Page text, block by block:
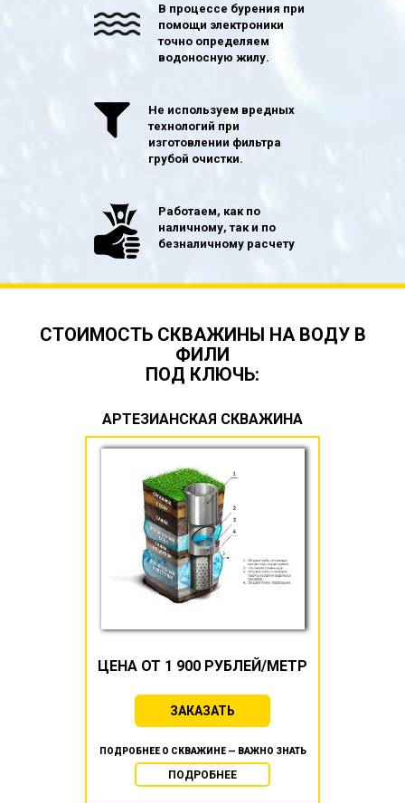
В процессе бурения при
помощи электроники
точно определяем
водоносную жилу.
Не используем вредных
технологий при
изготовлении фильтра
грубой очистки.
Работаем, как по
наличному, так и по
безналичному расчету
СТОИМОСТЬ СКВАЖИНЫ НА ВОДУ В
ФИЛИ
ПОД КЛЮЧЬ:
АРТЕЗИАНСКАЯ СКВАЖИНА
ЦЕНА ОТ 1 900 РУБЛЕЙ/МЕТР
ЗАКАЗАТЬ
ПОДРОБНЕЕ О СКВАЖИНЕ — ВАЖНО ЗНАТЬ
ПОДРОБНЕЕ